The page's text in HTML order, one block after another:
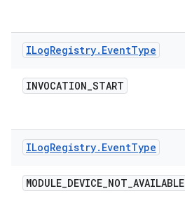
ILogRegistry. EventType
INVOCATION_START
ILogRegistry. EventType
MODULE_DEVICE_NOT_AVAILABLE